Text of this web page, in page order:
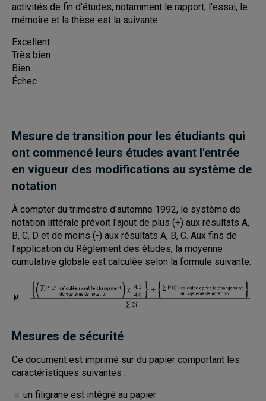
activités de fin d'études, notamment le rapport, l'essai, le
mémoire et la thèse est la suivante :
Excellent
Très bien
Bien
Échec
Mesure de transition pour les étudiants qui
ont commencé leurs études avant l'entrée
en vigueur des modifications au système de
notation
À compter du trimestre d'automne 1992, le système de
notation littérale prévoit l'ajout de plus (+) aux résultats A,
B, C, D et de moins (-) aux résultats A, B, C. Aux fins de
l'application du Règlement des études, la moyenne
cumulative globale est calculée selon la formule suivante:
Mesures de sécurité
Ce document est imprimé sur du papier comportant les
caractéristiques suivantes :
un filigrane est intégré au papier